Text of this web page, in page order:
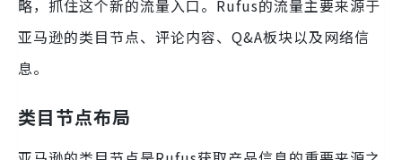
略，抓住这个新的流量入口。Rufus的流量主要来源于
亚马逊的类目节点、评论内容、Q&A板块以及网络信
息。
类目节点布局